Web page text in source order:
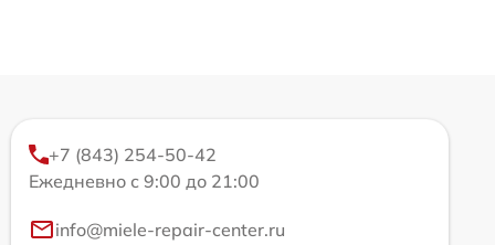
+7 (843) 254-50-42
Ежедневно с 9:00 до 21:00
info@miele-repair-center.ru